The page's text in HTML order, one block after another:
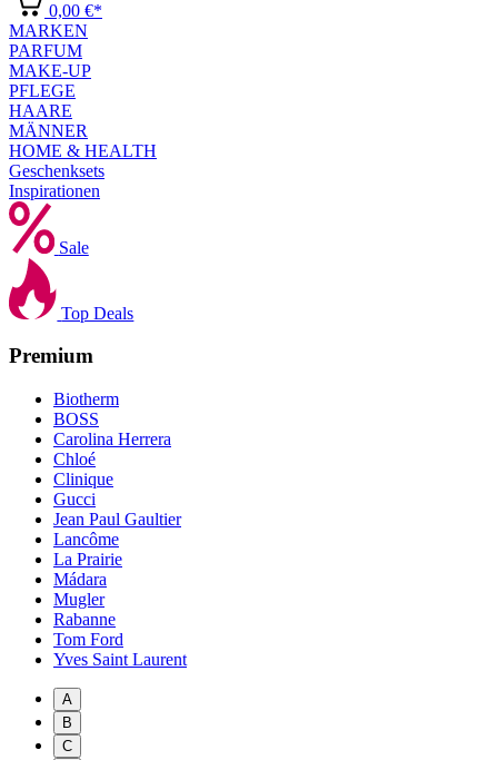
0,00 €*
MARKEN
PARFUM
MAKE-UP
PFLEGE
HAARE
MÄNNER
HOME & HEALTH
Geschenksets
Inspirationen
Sale
Top Deals
Premium
Biotherm
BOSS
Carolina Herrera
Chloé
Clinique
Gucci
Jean Paul Gaultier
Lancôme
La Prairie
Mádara
Mugler
Rabanne
Tom Ford
Yves Saint Laurent
A
B
C